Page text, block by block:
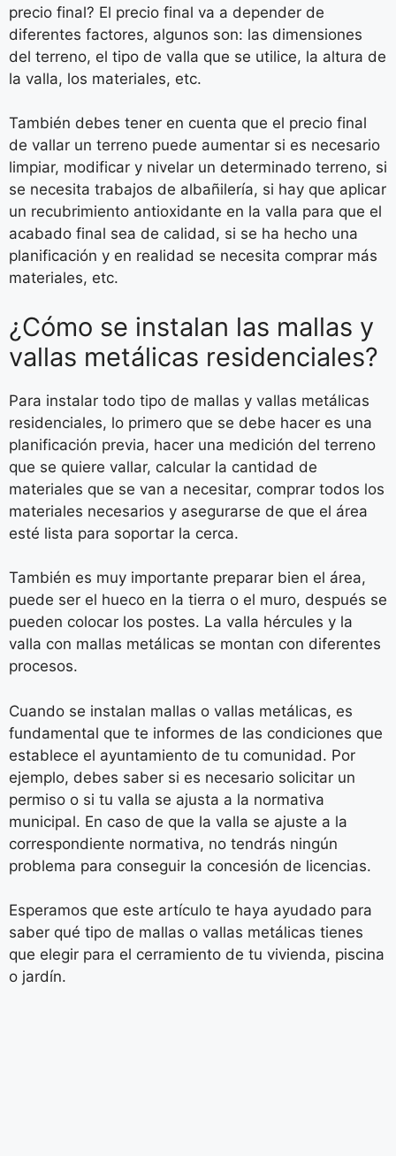
precio final? El precio final va a depender de
diferentes factores, algunos son: las dimensiones
del terreno, el tipo de valla que se utilice, la altura de
la valla, los materiales, etc.
También debes tener en cuenta que el precio final
de vallar un terreno puede aumentar si es necesario
limpiar, modificar y nivelar un determinado terreno, si
se necesita trabajos de albañilería, si hay que aplicar
un recubrimiento antioxidante en la valla para que el
acabado final sea de calidad, si se ha hecho una
planificación y en realidad se necesita comprar más
materiales, etc.
¿Cómo se instalan las mallas y
vallas metálicas residenciales?
Para instalar todo tipo de mallas y vallas metálicas
residenciales, lo primero que se debe hacer es una
planificación previa, hacer una medición del terreno
que se quiere vallar, calcular la cantidad de
materiales que se van a necesitar, comprar todos los
materiales necesarios y asegurarse de que el área
esté lista para soportar la cerca.
También es muy importante preparar bien el área,
puede ser el hueco en la tierra o el muro, después se
pueden colocar los postes. La valla hércules y la
valla con mallas metálicas se montan con diferentes
procesos.
Cuando se instalan mallas o vallas metálicas, es
fundamental que te informes de las condiciones que
establece el ayuntamiento de tu comunidad. Por
ejemplo, debes saber si es necesario solicitar un
permiso o si tu valla se ajusta a la normativa
municipal. En caso de que la valla se ajuste a la
correspondiente normativa, no tendrás ningún
problema para conseguir la concesión de licencias.
Esperamos que este artículo te haya ayudado para
saber qué tipo de mallas o vallas metálicas tienes
que elegir para el cerramiento de tu vivienda, piscina
o jardín.